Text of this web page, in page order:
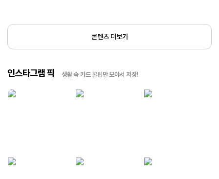
콘텐츠 더보기
인스타그램 픽 생활 속 카드 꿀팁만 모아서 저장!